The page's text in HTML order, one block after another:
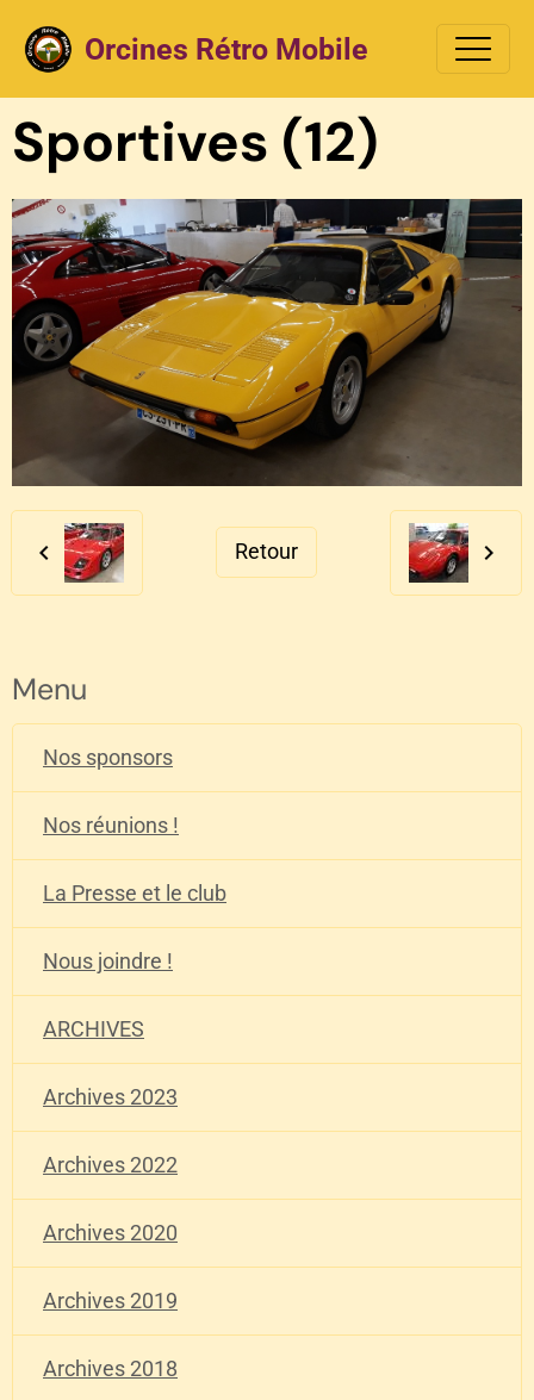
Orcines Rétro Mobile
Sportives (12)
Retour
Menu
Nos sponsors
Nos réunions !
La Presse et le club
Nous joindre !
ARCHIVES
Archives 2023
Archives 2022
Archives 2020
Archives 2019
Archives 2018